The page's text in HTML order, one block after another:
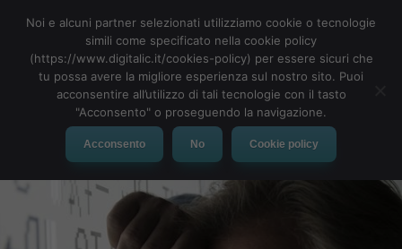
MENU
Noi e alcuni partner selezionati utilizziamo cookie o tecnologie
simili come specificato nella cookie policy
(https://www.digitalic.it/cookies-policy) per essere sicuri che
tu possa avere la migliore esperienza sul nostro sito. Puoi
acconsentire all’utilizzo di tali tecnologie con il tasto
"Acconsento" o proseguendo la navigazione.
Acconsento No Cookie policy